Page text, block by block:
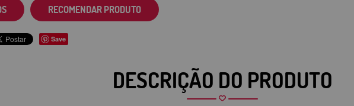
RECOMENDAR PRODUTO
Save
DESCRIÇÃO DO PRODUTO